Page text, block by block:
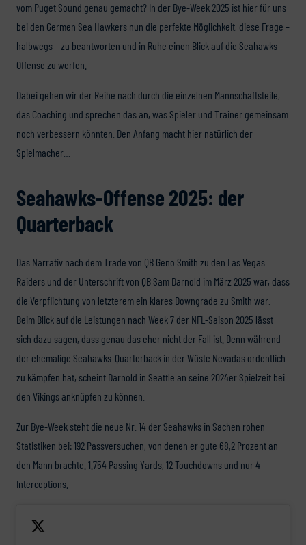
vom Puget Sound genau gemacht? In der Bye-Week 2025 ist hier für uns
bei den Germen Sea Hawkers nun die perfekte Möglichkeit, diese Frage –
halbwegs – zu beantworten und in Ruhe einen Blick auf die Seahawks-
Offense zu werfen.
Dabei gehen wir der Reihe nach durch die einzelnen Mannschaftsteile,
das Coaching und sprechen das an, was Spieler und Trainer gemeinsam
noch verbessern könnten. Den Anfang macht hier natürlich der
Spielmacher…
Seahawks-Offense 2025: der
Quarterback
Das Narrativ nach dem Trade von QB Geno Smith zu den Las Vegas
Raiders und der Unterschrift von QB Sam Darnold im März 2025 war, dass
die Verpflichtung von letzterem ein klares Downgrade zu Smith war.
Beim Blick auf die Leistungen nach Week 7 der NFL-Saison 2025 lässt
sich dazu sagen, dass genau das eher nicht der Fall ist. Denn während
der ehemalige Seahawks-Quarterback in der Wüste Nevadas ordentlich
zu kämpfen hat, scheint Darnold in Seattle an seine 2024er Spielzeit bei
den Vikings anknüpfen zu können.
Zur Bye-Week steht die neue Nr. 14 der Seahawks in Sachen rohen
Statistiken bei: 192 Passversuchen, von denen er gute 68,2 Prozent an
den Mann brachte. 1.754 Passing Yards, 12 Touchdowns und nur 4
Interceptions.